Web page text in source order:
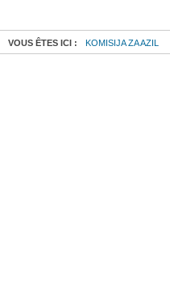
VOUS ÊTES ICI : KOMISIJA ZA AZIL